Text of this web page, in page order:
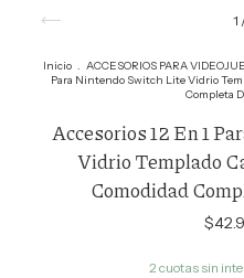
1
Inicio . ACCESORIOS PARA
Para Nintendo Switch Lite Vidrio
Completa
Accesorios 12 En 1
Vidrio Templado
Comodidad
2 cuotas sin